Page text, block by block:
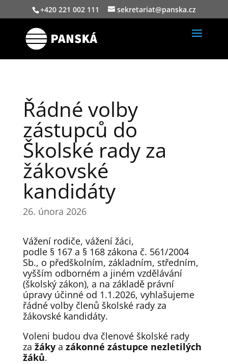
+420 221 002 111 sekretariat@panska.cz
Řádné volby
zástupců do
Školské rady za
žákovské
kandidáty
26. února 2026
Vážení rodiče, vážení žáci,
podle § 167 a § 168 zákona č. 561/2004
Sb., o předškolním, základním, středním,
vyšším odborném a jiném vzdělávání
(školský zákon), a na základě právní
úpravy účinné od 1.1.2026, vyhlašujeme
řádné volby členů školské rady za
žákovské kandidáty.
Voleni budou dva členové školské rady
za žákya zákonné zástupce nezletilých
žáků.